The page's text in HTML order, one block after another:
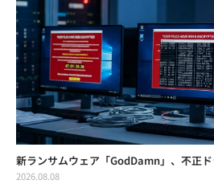
新ランサムウェア「GodDamn」、不正
2026.08.08